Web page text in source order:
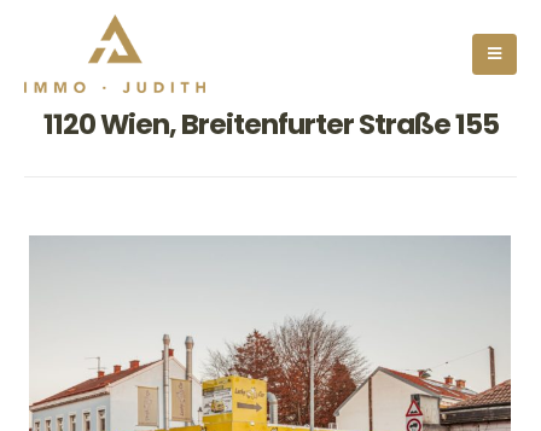
1120 Wien, Breitenfurter Straße 155